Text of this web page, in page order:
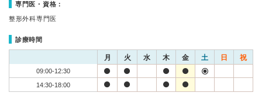
専門医・資格：
整形外科専門医
診療時間
月 火 水 木 金 土 日 祝
09:00-12:30
14:30-18:00